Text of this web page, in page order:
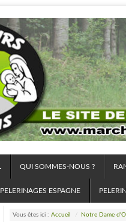
QUI SOMMES-NOUS ?
PELERINAGES ESPAGNE
Vous êtes ici : Accueil / Notre Dame